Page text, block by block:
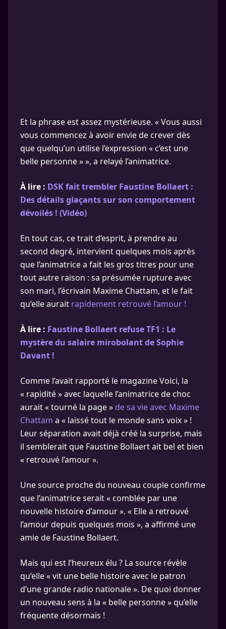
Et la phrase est assez mystérieuse. « Vous aussi
vous commencez à avoir envie de crever dès
que quelqu’un utilise l’expression « c’est une
belle personne » », a relayé l’animatrice.
À lire : DSK fait trembler Faustine Bollaert :
Des détails glaçants sur son comportement
dévoilés ! (Vidéo)
En tout cas, ce trait d’esprit, à prendre au
second degré, intervient quelques mois après
que l’animatrice a fait les gros titres pour une
tout autre raison : sa présumée rupture avec
son mari, l’écrivain Maxime Chattam, et le fait
qu’elle aurait rapidement retrouvé l’amour !
À lire : Faustine Bollaert refuse TF1 : Le
mystère du salaire mirobolant de Sophie
Davant !
Comme l’avait rapporté le magazine Voici, la
« rapidité » avec laquelle l’animatrice de choc
aurait « tourné la page » de sa vie avec Maxime
Chattam a « laissé tout le monde sans voix » !
Leur séparation avait déjà créé la surprise, mais
il semblerait que Faustine Bollaert ait bel et bien
« retrouvé l’amour ».
Une source proche du nouveau couple confirme
que l’animatrice serait « comblée par une
nouvelle histoire d’amour ». « Elle a retrouvé
l’amour depuis quelques mois », a affirmé une
amie de Faustine Bollaert.
Mais qui est l’heureux élu ? La source révèle
qu’elle « vit une belle histoire avec le patron
d’une grande radio nationale ». De quoi donner
un nouveau sens à la « belle personne » qu’elle
fréquente désormais !